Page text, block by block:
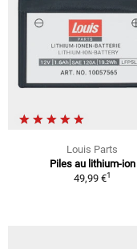
Louis Parts
Piles au lithium-ion
49,99 €1